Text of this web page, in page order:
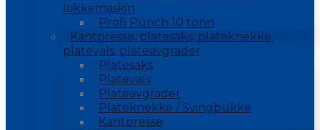
lokkemaskin
Profi Punch 10 tonn
Kantpresse, platesaks, plateknekke,
platevals, plateavgrader
Platesaks
Platevals
Plateavgrader
Plateknekke / Svingbukke
Kantpresse